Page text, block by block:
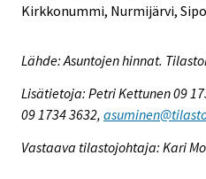
Kirkkonummi, Nurmijärvi,
Lähde: Asuntojen hinnat.
Lisätietoja: Petri Kettunen 09
09 1734 3632,
Vastaava tilastojohtaja: Kari